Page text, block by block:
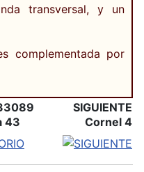
transversal, y un
complementada por
43
SIGUIENTE
Cornel 4